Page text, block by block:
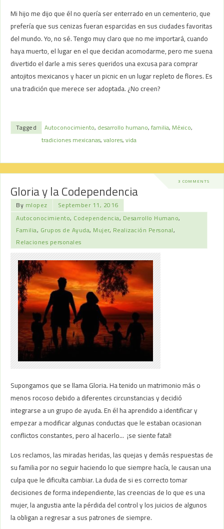
Mi hijo me dijo que él no quería ser enterrado en un cementerio, que
prefería que sus cenizas fueran esparcidas en sus ciudades favoritas
del mundo. Yo, no sé. Tengo muy claro que no me importará, cuando
haya muerto, el lugar en el que decidan acomodarme, pero me suena
divertido el darle a mis seres queridos una excusa para comprar
antojitos mexicanos y hacer un picnic en un lugar repleto de flores. Es
una tradición que merece ser adoptada. ¿No creen?
Tagged Autoconocimiento, desarrollo humano,familia, México,
tradiciones mexicanas,valores,vida
3 COMMENTS
Gloria y la Codependencia
By mlopez
September 11, 2016
Autoconocimiento, Codependencia, Desarrollo Humano,
Familia, Grupos de Ayuda, Mujer, Realización Personal,
Relaciones personales
Supongamos que se llama Gloria. Ha tenido un matrimonio más o
menos rocoso debido a diferentes circunstancias y decidió
integrarse a un grupo de ayuda. En él ha aprendido a identificar y
empezar a modificar algunas conductas que le estaban ocasionan
conflictos constantes, pero al hacerlo… ¡se siente fatal!
Los reclamos, las miradas heridas, las quejas y demás respuestas de
su familia por no seguir haciendo lo que siempre hacía, le causan una
culpa que le dificulta cambiar. La duda de si es correcto tomar
decisiones de forma independiente, las creencias de lo que es una
mujer, la angustia ante la pérdida del control y los juicios de algunos
la obligan a regresar a sus patrones de siempre.